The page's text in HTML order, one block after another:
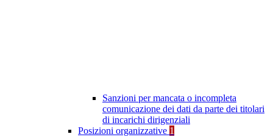
Sanzioni per mancata o incompleta
comunicazione dei dati da parte dei titolari
di incarichi dirigenziali
Posizioni organizzative 1